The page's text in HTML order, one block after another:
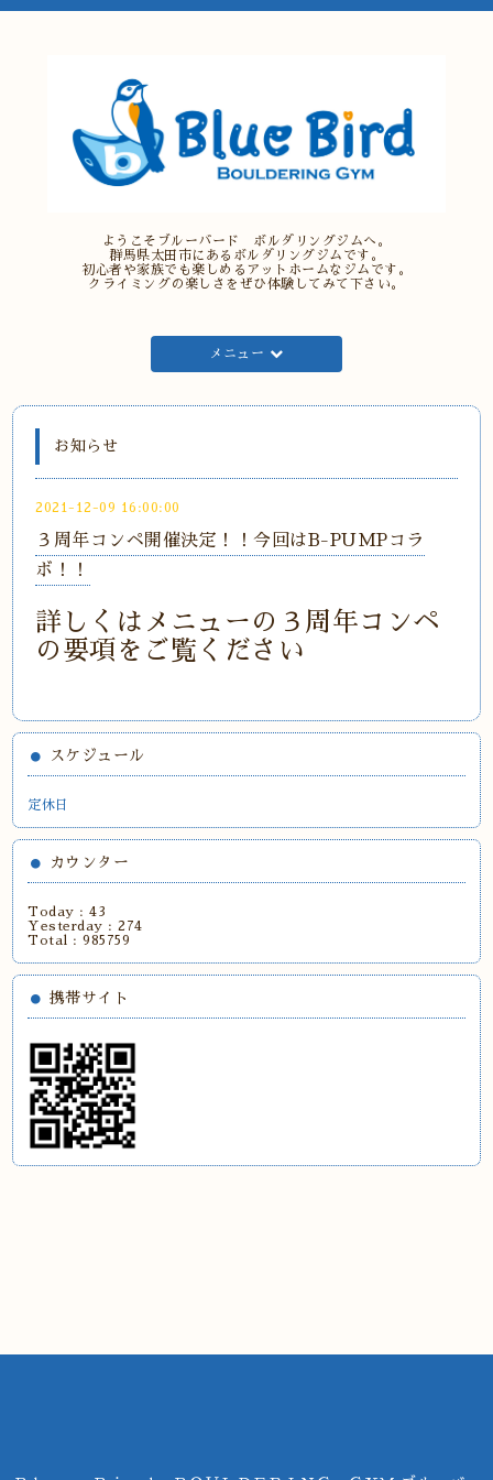
ようこそブルーバード ボルダリングジムへ。
群馬県太田市にあるボルダリングジムです。
初心者や家族でも楽しめるアットホームなジムです。
クライミングの楽しさをぜひ体験してみて下さい。
メニュー
お知らせ
2021-12-09 16:00:00
３周年コンペ開催決定！！今回はB-PUMPコラ
ボ！！
詳しくはメニューの３周年コンペ
の要項をご覧ください
スケジュール
定休日
カウンター
Today :43
Yesterday :274
Total :985759
携帯サイト